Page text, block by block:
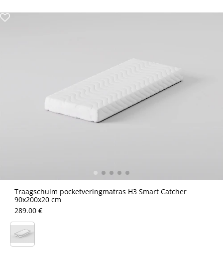
Traagschuim pocketveringmatras H3 Smart Catcher
90x200x20 cm
289.00 €